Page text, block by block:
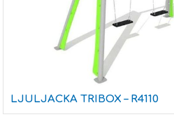
LJULJACKA TRIBOX – R4110